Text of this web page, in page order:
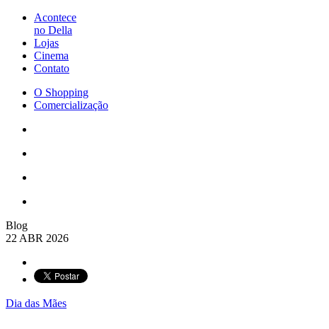
Acontece
no Della
Lojas
Cinema
Contato
O Shopping
Comercialização
Blog
22 ABR 2026
Dia das Mães